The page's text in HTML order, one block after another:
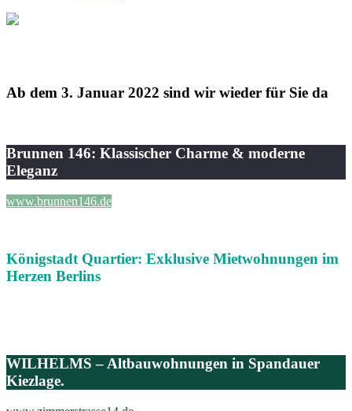
Ab dem 3. Januar 2022 sind wir wieder für Sie da
Brunnen 146: Klassischer Charme & moderne
Eleganz
www.brunnen146.de
Königstadt Quartier: Exklusive Mietwohnungen im
Herzen Berlins
WILHELMS – Altbauwohnungen in Spandauer
Kiezlage.